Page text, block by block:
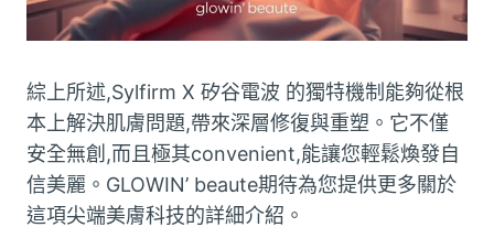
綜上所述,Sylfirm X 矽谷電波 的獨特機制能夠從根
本上解決肌膚問題,帶來深層修復與重塑。它不僅
安全無創,而且極其convenient,能讓您輕鬆煥發自
信美麗。GLOWIN’ beaute期待為您提供更多關於
這項尖端美膚科技的詳細介紹。